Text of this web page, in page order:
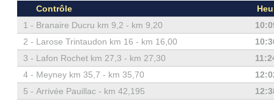
Contrôle
1 - Branaire Ducru km 9,2 - km 9,20
2 - Larose Trintaudon km 16 - km 16,00
3 - Lafon Rochet km 27,3 - km 27,30
4 - Meyney km 35,7 - km 35,70
5 - Arrivée Pauillac - km 42,195